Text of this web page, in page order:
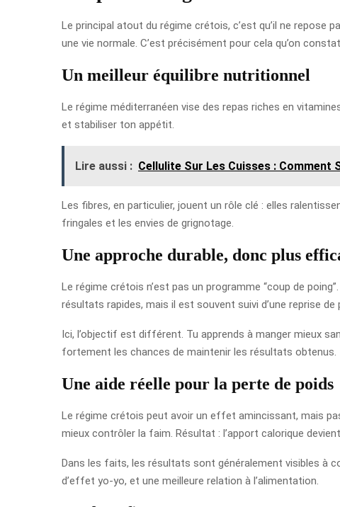
Le principal atout du régime crétois, c’est qu’il ne repose
une vie normale. C’est précisément pour cela qu’on
Un meilleur équilibre nutritionnel
Le régime méditerranéen vise des repas riches en
et stabiliser ton appétit.
Lire aussi : Cellulite Sur Les Cuisses : Comment
Les fibres, en particulier, jouent un rôle clé : elles
fringales et les envies de grignotage.
Une approche durable, donc plus
Le régime crétois n’est pas un programme “coup de
résultats rapides, mais il est souvent suivi d’une reprise de
Ici, l’objectif est différent. Tu apprends à manger mieux
fortement les chances de maintenir les résultats obtenus.
Une aide réelle pour la perte de poids
Le régime crétois peut avoir un effet amincissant, mais
mieux contrôler la faim. Résultat : l’apport calorique
Dans les faits, les résultats sont généralement visibles à
d’effet yo-yo, et une meilleure relation à l’alimentation.